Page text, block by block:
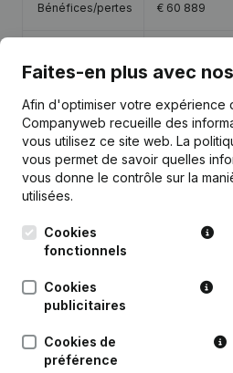
Bénéfices/pertes € 60 889
Marge brute 100 103
Publications
Date
Faites-en plus avec
Afin d'optimiser votre expérience
Companyweb recueille des
vous utilisez ce site web. La
vous permet de savoir quelles
vous donne le contrôle sur la
utilisées.
Cookies
fonctionnels
Cookies
publicitaires
Cookies de
préférence